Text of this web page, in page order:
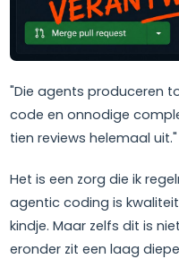
"Die agents produceren
code en onnodige
tien reviews helemaal uit."
Het is een zorg die ik
agentic coding is
kindje. Maar zelfs dit is
eronder zit een laag